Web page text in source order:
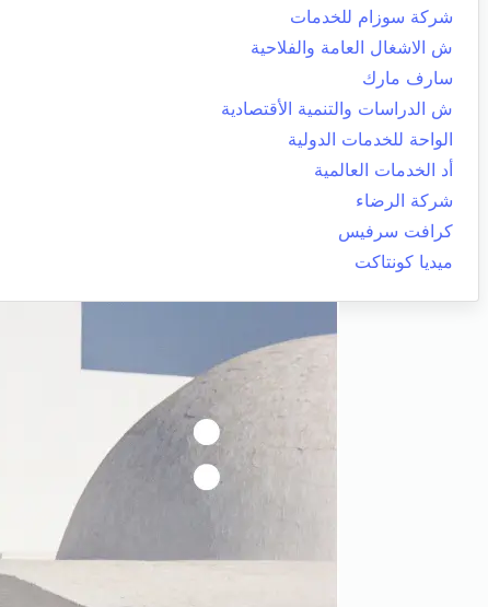
شركة سوزام للخدمات
ش الاشغال العامة والفلاحية
سارف مارك
ش الدراسات والتنمية الأقتصادية
الواحة للخدمات الدولية
أد الخدمات العالمية
شركة الرضاء
كرافت سرفيس
ميديا كونتاكت